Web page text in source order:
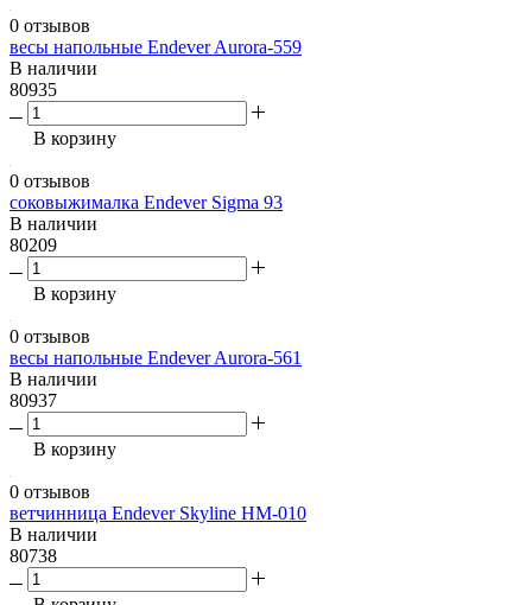
0 отзывов
весы напольные Endever Aurora-559
В наличии
80935
В корзину
0 отзывов
соковыжималка Endever Sigma 93
В наличии
80209
В корзину
0 отзывов
весы напольные Endever Aurora-561
В наличии
80937
В корзину
0 отзывов
ветчинница Endever Skyline HM-010
В наличии
80738